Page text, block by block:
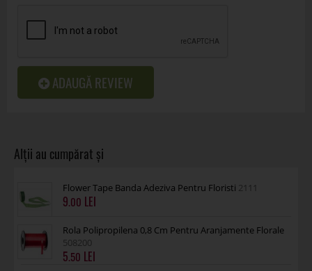
ADAUGĂ REVIEW
Flower Tape Banda Adeziva Pentru Floristi 2111
9.00
Rola Polipropilena 0,8 Cm Pentru Aranjamente Florale
508200
5.50